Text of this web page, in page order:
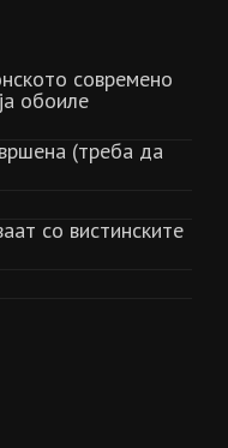
современо
обоиле
(треба да
со вистинските